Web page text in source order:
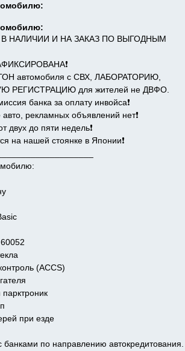
В НАЛИЧИИ И НА ЗАКАЗ ПО ВЫГОДНЫМ
автомобиля с СВХ, ЛАБОРАТОРИЮ,
РЕГИСТРАЦИЮ для жителей не ДВФО.
банка за оплату инвойса❗️
авто, рекламных объявлений нет❗️
двух до пяти недель❗️
на нашей стоянке в Японии❗️
(ACCS)
при езде
по направлению автокредитования.